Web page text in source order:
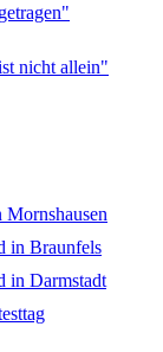
nicht allein"
in Braunfels
in Darmstadt